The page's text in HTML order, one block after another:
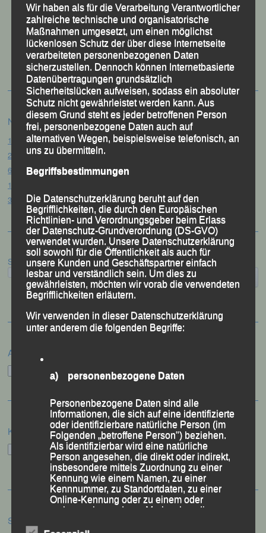
50 Jahre LG Passau
Festzschrift
Neueste Beiträge
15. Pörndorfer Sommernachtslauf – Pörndorf, 01.08.2026
20. Goldener Steig-Lauf – Stozec/Tusset, 01.08.2026
61. Bergsportfest – Ortenburg, 26.07.2026
12. Loser Berglauf – Altaussee/Österreich, 25.07.2026
32. Sommerbiathlon – Passau, 18.07.2026
Suchen
Archiv
Archiv
Kategorien
Kategorien
Schlagwörter
Wir haben als für die Verarbeitung Verantwortlicher
zahlreiche technische und organisatorische
Maßnahmen umgesetzt, um einen möglichst
lückenlosen Schutz der über diese Internetseite
verarbeiteten personenbezogenen Daten
sicherzustellen. Dennoch können Internetbasierte
Datenübertragungen grundsätzlich
Sicherheitslücken aufweisen, sodass ein absoluter
Schutz nicht gewährleistet werden kann. Aus
diesem Grund steht es jeder betroffenen Person
frei, personenbezogene Daten auch auf
alternativen Wegen, beispielsweise telefonisch, an
uns zu übermitteln.
Begriffsbestimmungen
Die Datenschutzerklärung beruht auf den
Begrifflichkeiten, die durch den Europäischen
Richtlinien- und Verordnungsgeber beim Erlass
der Datenschutz-Grundverordnung (DS-GVO)
verwendet wurden. Unsere Datenschutzerklärung
soll sowohl für die Öffentlichkeit als auch für
unsere Kunden und Geschäftspartner einfach
lesbar und verständlich sein. Um dies zu
gewährleisten, möchten wir vorab die verwendeten
Begrifflichkeiten erläutern.
Wir verwenden in dieser Datenschutzerklärung
unter anderem die folgenden Begriffe:
a) personenbezogene Daten
Personenbezogene Daten sind alle
Informationen, die sich auf eine identifizierte
oder identifizierbare natürliche Person (im
Folgenden „betroffene Person") beziehen.
Als identifizierbar wird eine natürliche
Person angesehen, die direkt oder indirekt,
insbesondere mittels Zuordnung zu einer
Kennung wie einem Namen, zu einer
Kennnummer, zu Standortdaten, zu einer
Online-Kennung oder zu einem oder
mehreren besonderen Merkmalen, die